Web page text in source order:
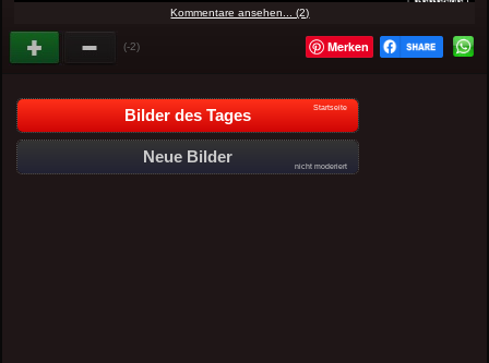
Kommentare ansehen... (2)
(-2) Merken
Bilder des Tages Startseite
Neue Bilder
nicht moderiert